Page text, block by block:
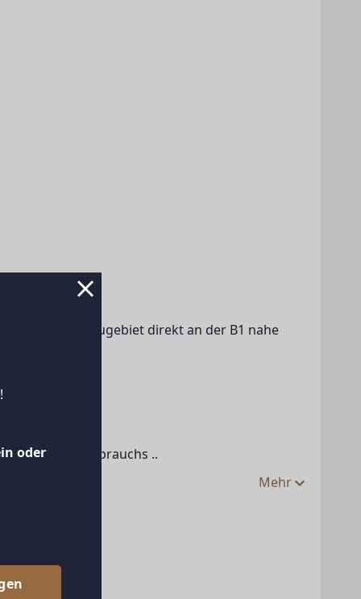
Betriebsbaugebiet direkt an der B1 nahe
1,97
Geschäftsgebrauchs ..
Mehr
oder